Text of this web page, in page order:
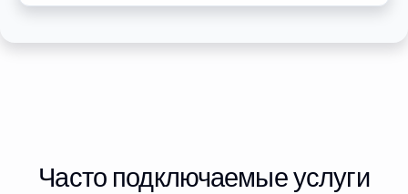
Часто подключаемые услуги